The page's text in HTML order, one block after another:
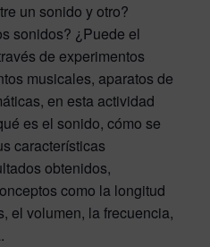
un sonido y otro?
sonidos? ¿Puede el
de experimentos
musicales, aparatos de
en esta actividad
es el sonido, cómo se
características
obtenidos,
como la longitud
el volumen, la frecuencia,